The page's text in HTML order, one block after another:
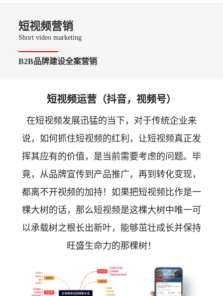
短视频营销
Short video marketing
B2B品牌建设全案营销
短视频运营（抖音，视频号）
在短视频发展迅猛的当下，对于传统企业来
说，如何抓住短视频的红利，让短视频真正发
挥其应有的价值，是当前需要考虑的问题。毕
竟，从品牌宣传到产品推广，再到转化变现，
都离不开视频的加持！如果把短视频比作是一
棵大树的话，那么短视频是这棵大树中唯一可
以承载树之根长出新叶，能够茁壮成长并保持
旺盛生命力的那棵树！